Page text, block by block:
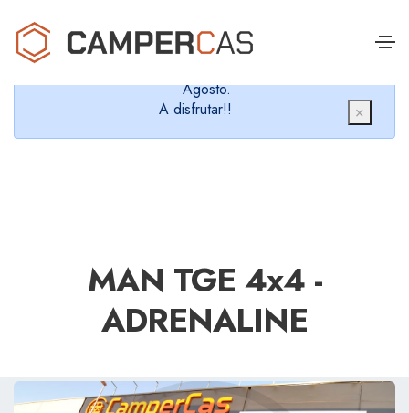
Cerramos en verano, que nos queremos dar un
chapuzón y refrescarnos.
Agosto.
A disfrutar!!
×
MAN TGE 4x4 -
ADRENALINE